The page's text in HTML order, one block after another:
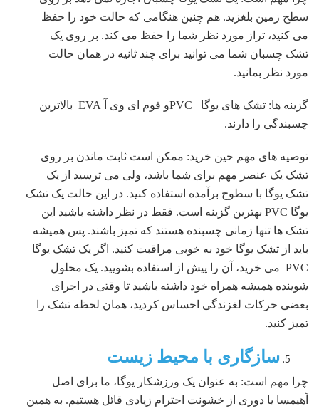
سطح زمین بلغزید. هم چنین هنگامی که حالت خود را حفظ
می کنید، تراز مورد نظر شما را حفظ می کند. بر روی یک
تشک چسبان شما می توانید برای چند ثانیه در همان حالت
مورد نظر بمانید.
گزینه ها: تشک های یوگا PVCو فوم ای وی آ EVA بالاترین
چسبندگی را دارند.
توصیه های مهم حین خرید: ممکن است ثابت ماندن بر روی
تشک یک عنصر مهم برای شما باشد، ولی می ترسید از یک
تشک یوگا با سطوح برآمده استفاده کنید. در این حالت یک تشک
یوگا PVC بهترین گزینه است. فقط در نظر داشته باشید این
تشک ها تنها زمانی چسبنده هستند که تمیز باشند. پس همیشه
باید از تشک یوگا خود به خوبی مراقبت کنید. اگر یک تشک یوگا
PVC می خرید، آن را پیش از استفاده بشویید. یک محلول
شوینده همیشه همراه خود داشته باشید تا وقتی در اجرای
بعضی حرکات لغزندگی احساس کردید، همان لحظه تشک را
تمیز کنید.
سازگاری با محیط زیست
چرا مهم است: به عنوان یک ورزشکار یوگا، ما برای اصل
آهیمسا یا دوری از خشونت احترام زیادی قائل هستیم. به همین